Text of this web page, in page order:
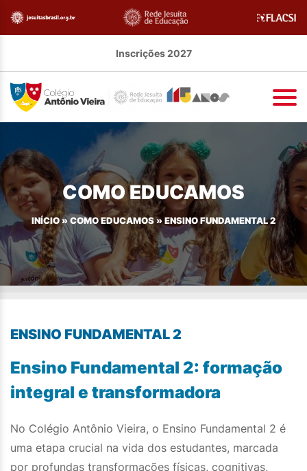
Inscrições 2027
COMO EDUCAMOS
INÍCIO »COMO EDUCAMOS» ENSINO FUNDAMENTAL 2
ENSINO FUNDAMENTAL 2
Ensino Fundamental 2: formação
integral e transformadora
No Colégio Antônio Vieira, o Ensino Fundamental 2 é
uma etapa crucial na vida dos estudantes, marcada
por profundas transformações físicas, cognitivas,